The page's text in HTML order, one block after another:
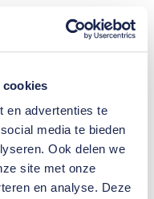
cookies
en advertenties te
media te bieden
Ook delen we
site met onze
en analyse. Deze